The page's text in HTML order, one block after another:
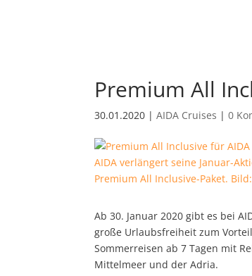
Premium All
30.01.2020 |AIDA Cruises |0
AIDA verlängert seine Januar-
Premium All Inclusive-Paket.
Ab 30. Januar 2020 gibt es bei
große Urlaubsfreiheit zum
Sommerreisen ab 7 Tagen mit
Mittelmeer und der Adria.